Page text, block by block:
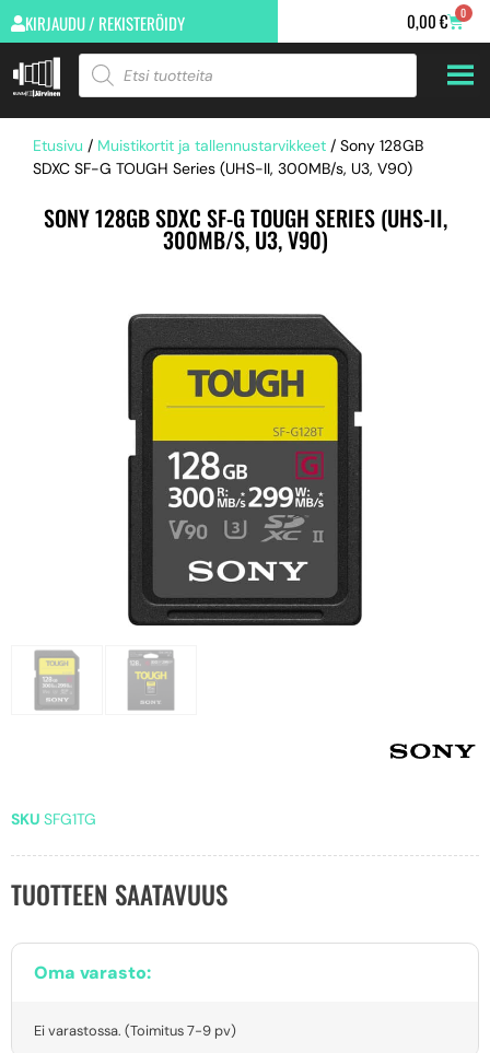
KIRJAUDU / REKISTERÖIDY 0,00€ 0
Etusivu / Muistikortit ja tallennustarvikkeet / Sony 128GB
SDXC SF-G TOUGH Series (UHS-II, 300MB/s, U3, V90)
SONY 128GB SDXC SF-G TOUGH SERIES (UHS-II,
300MB/S, U3, V90)
SKU SFG1TG
TUOTTEEN SAATAVUUS
Oma varasto:
Ei varastossa. (Toimitus 7-9 pv)